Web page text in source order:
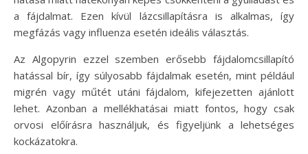
a fájdalmat. Ezen kívül lázcsillapításra is alkalmas, így
megfázás vagy influenza esetén ideális választás.
Az Algopyrin ezzel szemben erősebb fájdalomcsillapító
hatással bír, így súlyosabb fájdalmak esetén, mint például
migrén vagy műtét utáni fájdalom, kifejezetten ajánlott
lehet. Azonban a mellékhatásai miatt fontos, hogy csak
orvosi előírásra használjuk, és figyeljünk a lehetséges
kockázatokra.